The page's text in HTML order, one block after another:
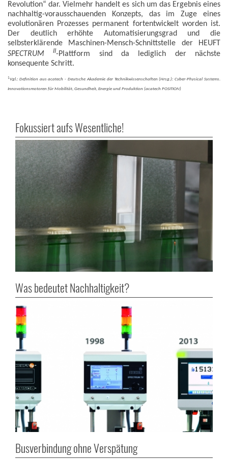
Revolution“ dar. Vielmehr handelt es sich um das Ergebnis eines
nachhaltig-vorausschauenden Konzepts, das im Zuge eines
evolutionären Prozesses permanent fortentwickelt worden ist.
Der deutlich erhöhte Automatisierungsgrad und die
selbsterklärende Maschinen-Mensch-Schnittstelle der HEUFT
SPECTRUMII-Plattform sind da lediglich der nächste
konsequente Schritt.
1Vgl.: Definition aus acatech - Deutsche Akademie der Technikwissenschaften (Hrsg.): Cyber-Physical Systems.
Innovationsmotoren für Mobilität, Gesundheit, Energie und Produktion (acatech POSITION)
Fokussiert aufs Wesentliche!
Was bedeutet Nachhaltigkeit?
Busverbindung ohne Verspätung